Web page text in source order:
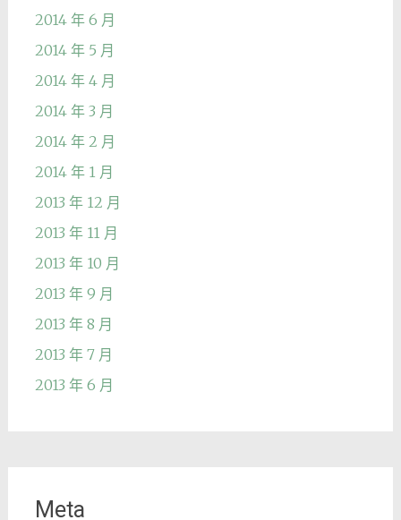
2014 年 6 月
2014 年 5 月
2014 年 4 月
2014 年 3 月
2014 年 2 月
2014 年 1 月
2013 年 12 月
2013 年 11 月
2013 年 10 月
2013 年 9 月
2013 年 8 月
2013 年 7 月
2013 年 6 月
Meta